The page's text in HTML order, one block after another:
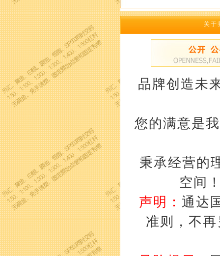
关于
品牌创造未
您的满意是
秉承经营的
空间
声明： 通达
准则，不